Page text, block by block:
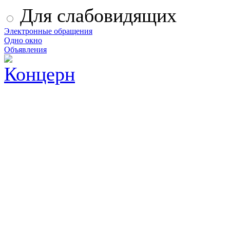
Для слабовидящих
Электронные обращения
Одно окно
Объявления